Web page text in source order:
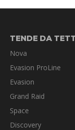
TENDE DA
Nova
Evasion ProLine
Evasion
Grand Raid
Space
Discovery